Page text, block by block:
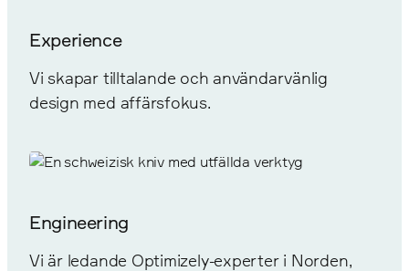
Experience
Vi skapar tilltalande och användarvänlig
design med affärsfokus.
Engineering
Vi är ledande Optimizely-experter i Norden,